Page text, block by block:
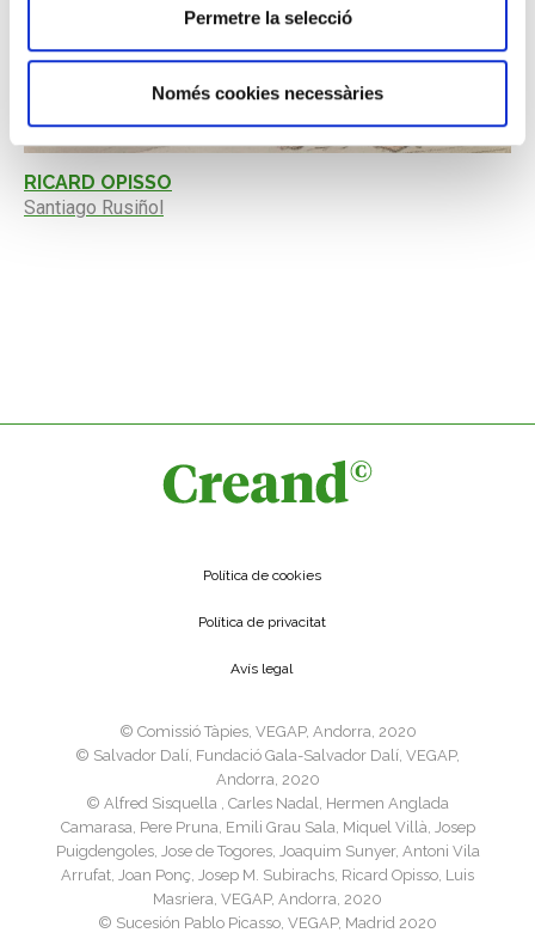
Permetre la selecció
Només cookies necessàries
RICARD OPISSO
Santiago Rusiñol
Política de cookies
Política de privacitat
Avís legal
©️ Comissió Tàpies, VEGAP, Andorra, 2020
©️ Salvador Dalí, Fundació Gala-Salvador Dalí, VEGAP,
Andorra, 2020
©️ Alfred Sisquella , Carles Nadal, Hermen Anglada
Camarasa, Pere Pruna, Emili Grau Sala, Miquel Villà, Josep
Puigdengoles, Jose de Togores, Joaquim Sunyer, Antoni Vila
Arrufat, Joan Ponç, Josep M. Subirachs, Ricard Opisso, Luis
Masriera, VEGAP, Andorra, 2020
©️ Sucesión Pablo Picasso, VEGAP, Madrid 2020